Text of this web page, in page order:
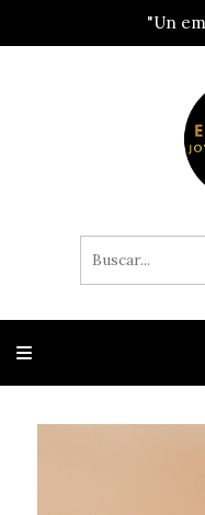
"Un